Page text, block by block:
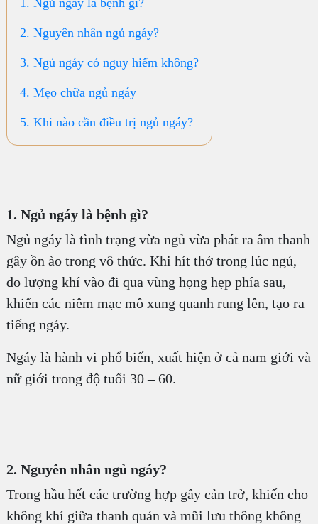
2. Nguyên nhân ngủ ngáy?
3. Ngủ ngáy có nguy hiểm không?
4. Mẹo chữa ngủ ngáy
5. Khi nào cần điều trị ngủ ngáy?
1. Ngủ ngáy là bệnh gì?
Ngủ ngáy là tình trạng vừa ngủ vừa phát ra âm thanh
gây ồn ào trong vô thức. Khi hít thở trong lúc ngủ,
do lượng khí vào đi qua vùng họng hẹp phía sau,
khiến các niêm mạc mô xung quanh rung lên, tạo ra
tiếng ngáy.
Ngáy là hành vi phổ biến, xuất hiện ở cả nam giới và
nữ giới trong độ tuổi 30 – 60.
2. Nguyên nhân ngủ ngáy?
Trong hầu hết các trường hợp gây cản trở, khiến cho
không khí giữa thanh quản và mũi lưu thông không